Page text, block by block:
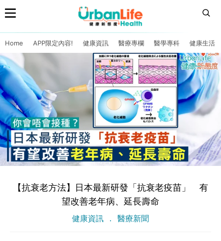
Home APP限定內容! 健康資訊 醫療專欄 醫學專科 健康生活
【抗衰老方法】日本最新研發「抗衰老疫苗」 有
望改善老年病、延長壽命
健康資訊 醫療新聞